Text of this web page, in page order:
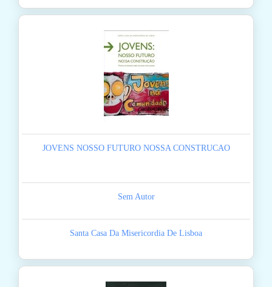
JOVENS NOSSO FUTURO NOSSA CONSTRUCAO
Sem Autor
Santa Casa Da Misericordia De Lisboa